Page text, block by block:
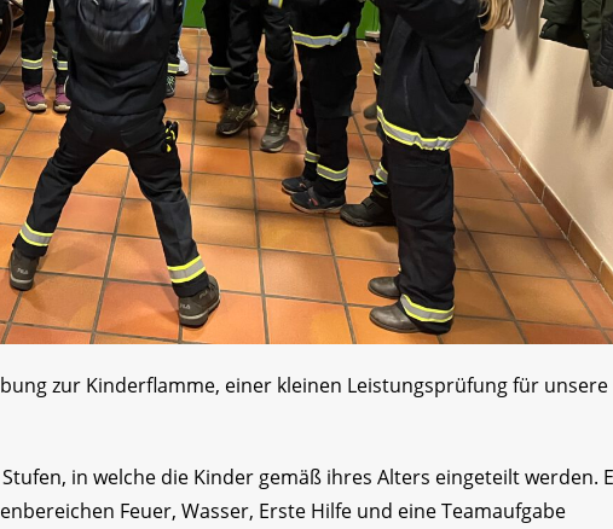
zur Kinderflamme, einer kleinen Leistungsprüfung für unsere
in welche die Kinder gemäß ihres Alters eingeteilt werden.
Feuer, Wasser, Erste Hilfe und eine Teamaufgabe